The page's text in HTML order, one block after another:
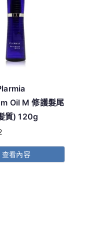
Oil M 修護髮尾
質) 120g
查看內容